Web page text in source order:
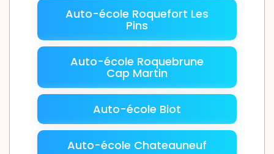
Auto-école Roquefort Les
Pins
Auto-école Roquebrune
Cap Martin
Auto-école Biot
Auto-école Chateauneuf